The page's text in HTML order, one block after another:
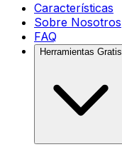
Características
Sobre Nosotros
FAQ
Herramientas Gratis